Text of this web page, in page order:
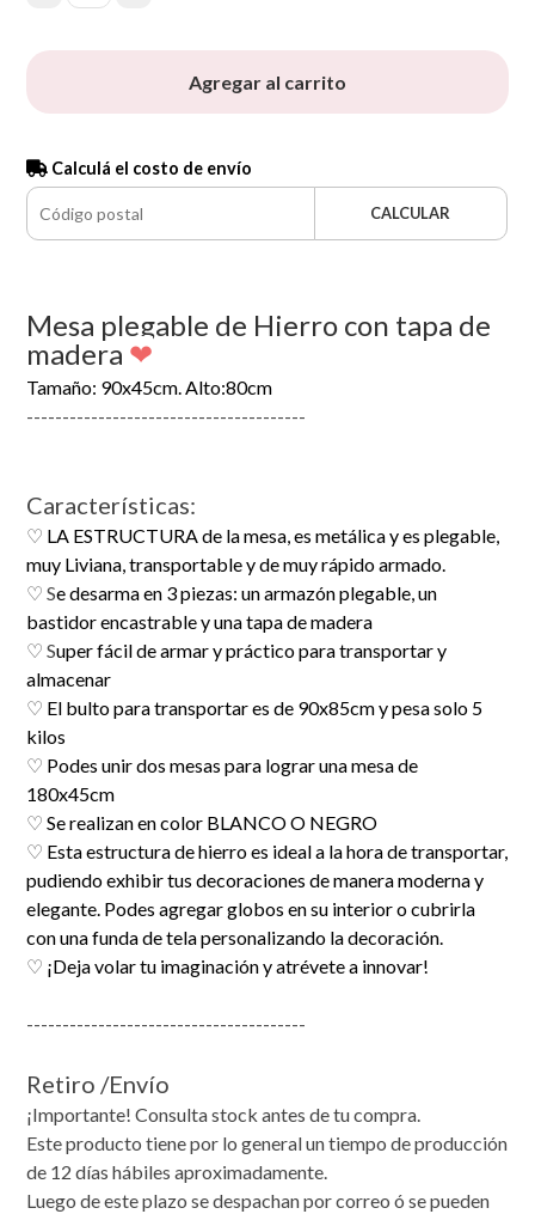
Agregar al carrito
Calculá el costo de envío
CALCULAR
Mesa plegable de Hierro con tapa de
madera ❤
Tamaño: 90x45cm. Alto:80cm
---------------------------------------
Características:
♡ LA ESTRUCTURA de la mesa, es metálica y es plegable,
muy Liviana, transportable y de muy rápido armado.
♡ Se desarma en 3 piezas: un armazón plegable, un
bastidor encastrable y una tapa de madera
♡ Super fácil de armar y práctico para transportar y
almacenar
♡ El bulto para transportar es de 90x85cm y pesa solo 5
kilos
♡ Podes unir dos mesas para lograr una mesa de
180x45cm
♡Se realizan en color BLANCO O NEGRO
♡ Esta estructura de hierro es ideal a la hora de transportar,
pudiendo exhibir tus decoraciones de manera moderna y
elegante. Podes agregar globos en su interior o cubrirla
con una funda de tela personalizando la decoración.
♡ ¡Deja volar tu imaginación y atrévete a innovar!
---------------------------------------
Retiro /Envío
¡Importante! Consulta stock antes de tu compra.
Este producto tiene por lo general un tiempo de producción
de 12 días hábiles aproximadamente.
Luego de este plazo se despachan por correo ó se pueden